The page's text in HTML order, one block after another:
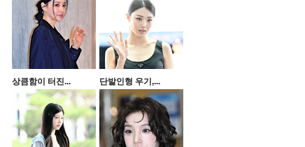
상큼함이 터진... 단발인형 우기,...